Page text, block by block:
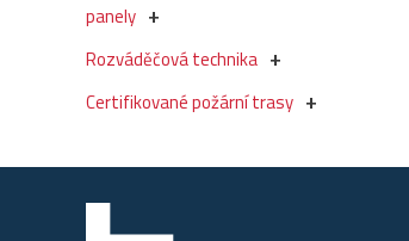
panely
Rozváděčová technika
Certifikované požární trasy